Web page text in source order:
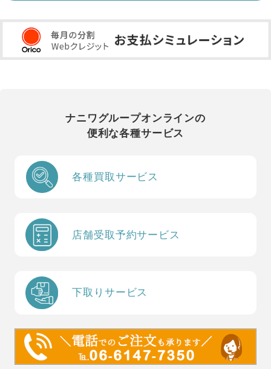
ナニワグループオンラインの
便利な各種サービス
各種買取サービス
店舗受取予約サービス
下取りサービス